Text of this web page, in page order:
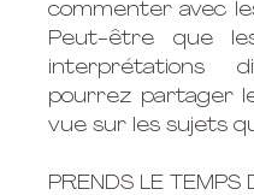
commenter avec
Peut-être que
interprétations
pourrez partager
vue sur les sujets
PRENDS LE TEMPS